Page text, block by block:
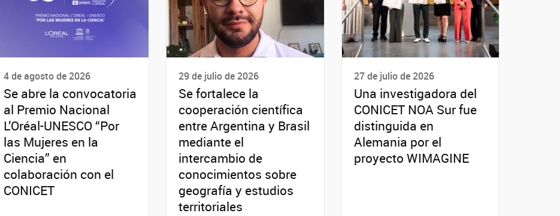
4 de agosto de 2026
Se abre la convocatoria
al Premio Nacional
L’Oréal-UNESCO “Por
las Mujeres en la
Ciencia” en
colaboración con el
CONICET
29 de julio de 2026
Se fortalece la
cooperación científica
entre Argentina y Brasil
mediante el
intercambio de
conocimientos sobre
geografía y estudios
territoriales
27 de julio de 2026
Una investigadora del
CONICET NOA Sur fue
distinguida en
Alemania por el
proyecto WIMAGINE